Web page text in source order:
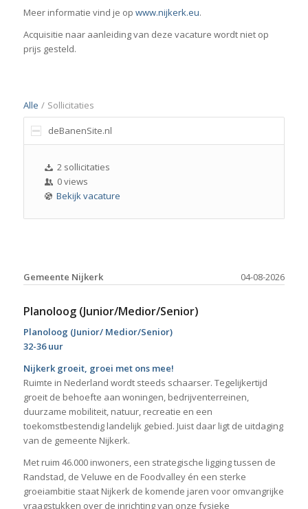
Meer informatie vind je op www.nijkerk.eu.
Acquisitie naar aanleiding van deze vacature wordt niet op
prijs gesteld.
Alle / Sollicitaties
deBanenSite.nl
2 sollicitaties
0 views
Bekijk vacature
04-08-2026
Gemeente Nijkerk
Planoloog (Junior/Medior/Senior)
Planoloog (Junior/ Medior/Senior)
32-36 uur
Nijkerk groeit, groei met ons mee!
Ruimte in Nederland wordt steeds schaarser. Tegelijkertijd
groeit de behoefte aan woningen, bedrijventerreinen,
duurzame mobiliteit, natuur, recreatie en een
toekomstbestendig landelijk gebied. Juist daar ligt de uitdaging
van de gemeente Nijkerk.
Met ruim 46.000 inwoners, een strategische ligging tussen de
Randstad, de Veluwe en de Foodvalley én een sterke
groeiambitie staat Nijkerk de komende jaren voor omvangrijke
vraagstukken over de inrichting van onze fysieke